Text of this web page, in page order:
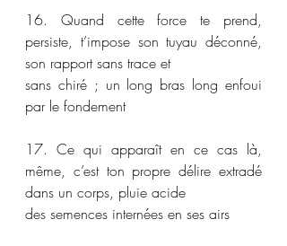
16. Quand cette force te prend,
persiste, t’impose son tuyau déconné,
son rapport sans trace et
sans chiré ; un long bras long enfoui
par le fondement
17. Ce qui apparaît en ce cas là,
même, c’est ton propre délire extradé
dans un corps, pluie acide
des semences internées en ses airs